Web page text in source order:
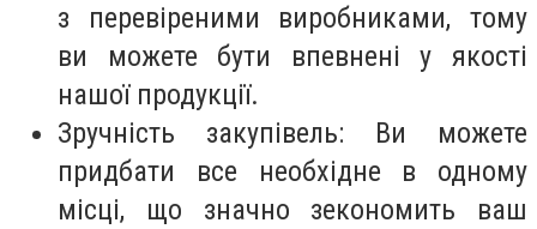
з перевіреними виробниками, тому
ви можете бути впевнені у якості
нашої продукції.
Зручність закупівель: Ви можете
придбати все необхідне в одному
місці, що значно зекономить ваш